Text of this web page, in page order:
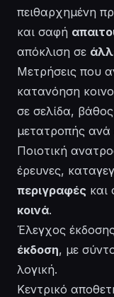
πειθαρχημένη
και σαφή
απόκλιση σε
Μετρήσεις που
κατανόηση
σε σελίδα,
μετατροπής
Ποιοτική
έρευνες,
περιγραφές και
κοινά.
Έλεγχος
έκδοση, με
λογική.
Κεντρικό